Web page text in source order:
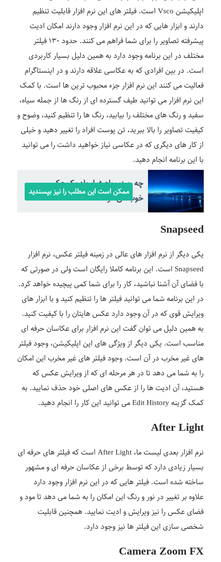
اپلیکیشن Vsco است. فیلتر های این نرم افزار قابلیت تنظیم
دارند و ابزار هایی که در این نرم افزار وجود دارند امکان ادیت
پیشرفته تصاویر را برای شما فراهم می کنند. حدود ۱۳۰ فیلتر
مختلف در این برنامه وجود دارد به همین دلیل بسیار کاربردی
است. در بین افرادی که به عکاسی علاقه دارند و در اینستاگرام
فعالیت می کنند این نرم افزار جزء محبوب ترین ها است. با کمک
این نرم افزار می توانید طیف گسترده ای از رنگ ها از جمله سیاه،
سفید و رنگ های مختلف را بیابید، رنگ ها را تنظیم کنید، وضوح و
کیفیت تصاویر را بالا ببرید، تن پوست افراد را تغییر دهید و خیلی
از کار های دیگری که در عکاسی نیاز خواهید داشت را می توانید
با این برنامه انجام دهید.
چه چیزی باعث ایجاد یک عکس
خوب می‌شود؟
ممکن است این مطلب را نیز بپسندید
Snapseed
یکی دیگر از نرم افزار های عالی در زمینه فیلتر عکس، نرم افزار
Snapseed است. این برنامه کاملا رایگان است ولی در صورتی که
با فضای آن آشنا نباشید، کار را برای شما کمی پیچیده خواهد کرد.
در این برنامه شما می توانید فیلتر ها را تنظیم کنید و با ابزار های
ویرایش قوی که در آن وجود دارد عکس هایتان را با کیفیت کنید.
به همین دلیل می توان گفت این نرم افزار برای عکاسان حرفه ای
مناسب است. یکی دیگر از ویژگی های این اپلیکیشن، وجود فیلتر
های غیر مخرب در آن است. وجود فیلتر های غیر مخرب این امکان
را به شما می دهد تا در هر مرحله ای که از ویرایش عکس که
هستید، آن ادیت ها را از عکس های اصلی خود حذف نمایید. به
کمک گزینه Edit History می توانید این کار را انجام دهید.
After Light
نرم افزار بعدی لیست ما، After Light است که فیلتر های حرفه ای
بسیار زیادی دارد که توسط برخی از عکاسان حرفه ای و مشهور
ساخته شده است. فیلتر هایی که در این نرم افزار وجود دارد
علاوه بر تغییر در نور و رنگ این امکان را به شما می دهد تا مود و
فضای عکس را نیز ویرایش و ادیت نمایید. همچنین قابلیت
شخصی سازی این فیلتر ها نیز وجود دارد.
Camera Zoom FX